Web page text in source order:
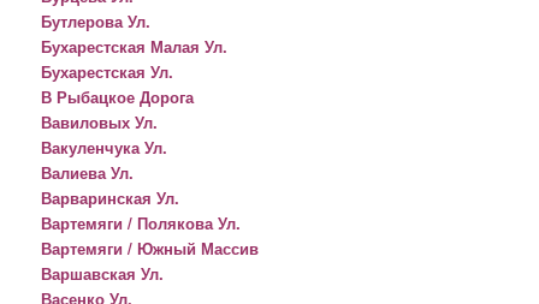
Бутлерова Ул.
Бухарестская Малая Ул.
Бухарестская Ул.
В Рыбацкое Дорога
Вавиловых Ул.
Вакуленчука Ул.
Валиева Ул.
Варваринская Ул.
Вартемяги / Полякова Ул.
Вартемяги / Южный Массив
Варшавская Ул.
Васенко Ул.